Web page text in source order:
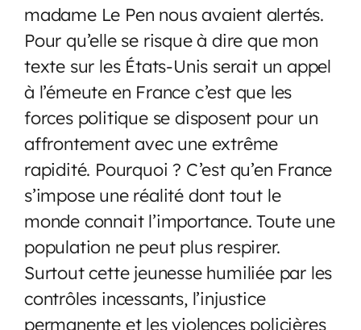
madame Le Pen nous avaient alertés.
Pour qu’elle se risque à dire que mon
texte sur les États-Unis serait un appel
à l’émeute en France c’est que les
forces politique se disposent pour un
affrontement avec une extrême
rapidité. Pourquoi ? C’est qu’en France
s’impose une réalité dont tout le
monde connait l’importance. Toute une
population ne peut plus respirer.
Surtout cette jeunesse humiliée par les
contrôles incessants, l’injustice
permanente et les violences policières